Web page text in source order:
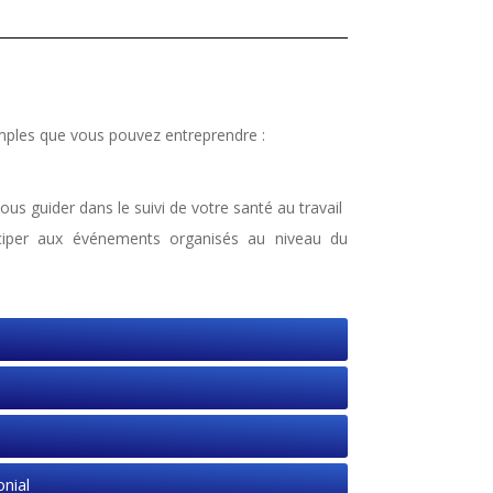
que vous pouvez entreprendre :
guider dans le suivi de votre santé au travail
aux événements organisés au niveau du